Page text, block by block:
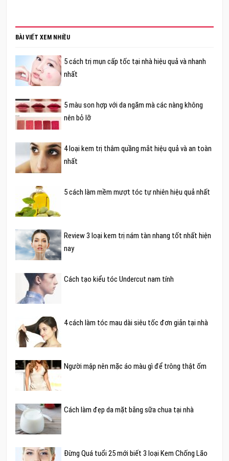
BÀI VIẾT XEM NHIỀU
5 cách trị mụn cấp tốc tại nhà hiệu quả và nhanh
nhất
5 màu son hợp với da ngăm mà các nàng không
nên bỏ lỡ
4 loại kem trị thâm quầng mắt hiệu quả và an toàn
nhất
5 cách làm mềm mượt tóc tự nhiên hiệu quả nhất
Review 3 loại kem trị nám tàn nhang tốt nhất hiện
nay
Cách tạo kiểu tóc Undercut nam tính
4 cách làm tóc mau dài siêu tốc đơn giản tại nhà
Người mập nên mặc áo màu gì để trông thật ốm
Cách làm đẹp da mặt bằng sữa chua tại nhà
Đừng Quá tuổi 25 mới biết 3 loại Kem Chống Lão